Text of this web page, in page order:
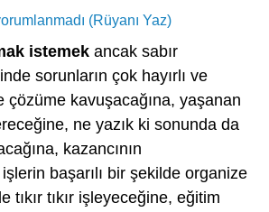
(Rüyanı Yaz)
istemek ancak sabır
sorunların çok hayırlı ve
çözüme kavuşacağına, yaşanan
ne yazık ki sonunda da
kazancının
başarılı bir şekilde organize
tıkır tıkır işleyeceğine, eğitim